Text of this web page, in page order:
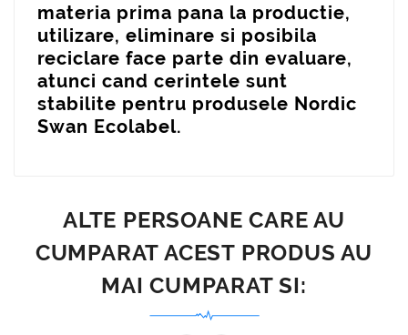
materia prima pana la productie,
utilizare, eliminare si posibila
reciclare face parte din evaluare,
atunci cand cerintele sunt
stabilite pentru produsele Nordic
Swan Ecolabel.
ALTE PERSOANE CARE AU
CUMPARAT ACEST PRODUS AU
MAI CUMPARAT SI: